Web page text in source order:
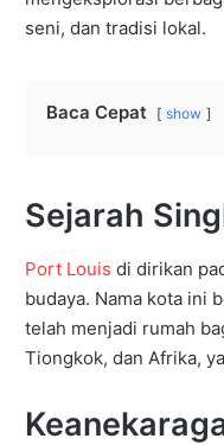
seni, dan tradisi lokal.
Baca Cepat show
Sejarah
Port Louis di dirikan
budaya. Nama kota ini
telah menjadi rumah
Tiongkok, dan Afrika,